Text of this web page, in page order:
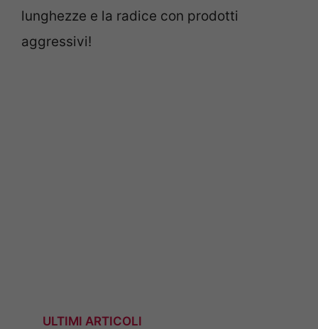
lunghezze e la radice con prodotti
aggressivi!
ULTIMI ARTICOLI